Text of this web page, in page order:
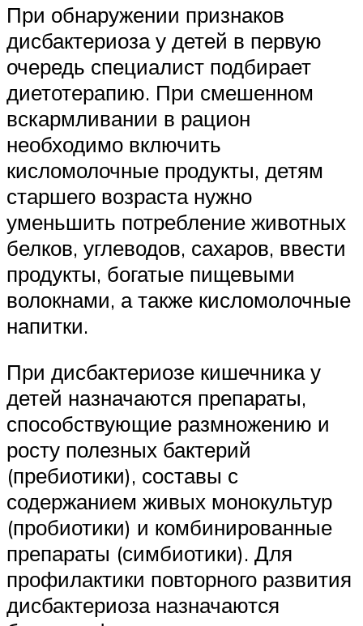
При обнаружении признаков
дисбактериоза у детей в первую
очередь специалист подбирает
диетотерапию. При смешенном
вскармливании в рацион
необходимо включить
кисломолочные продукты, детям
старшего возраста нужно
уменьшить потребление животных
белков, углеводов, сахаров, ввести
продукты, богатые пищевыми
волокнами, а также кисломолочные
напитки.
При дисбактериозе кишечника у
детей назначаются препараты,
способствующие размножению и
росту полезных бактерий
(пребиотики), составы с
содержанием живых монокультур
(пробиотики) и комбинированные
препараты (симбиотики). Для
профилактики повторного развития
дисбактериоза назначаются